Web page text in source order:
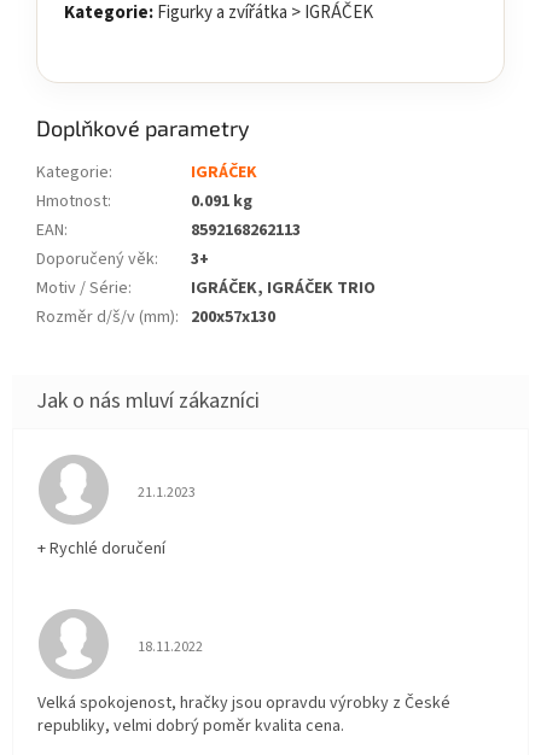
Kategorie:Figurky a zvířátka > IGRÁČEK
Doplňkové parametry
Kategorie:
IGRÁČEK
Hmotnost:
0.091 kg
EAN:
8592168262113
Doporučený věk:
3+
Motiv / Série:
IGRÁČEK, IGRÁČEK TRIO
Rozměr d/š/v (mm): 200x57x130
Hodnocení obchodu je 5 z 5 hvězdiček.
21.1.2023
+ Rychlé doručení
Hodnocení obchodu je 5 z 5 hvězdiček.
18.11.2022
Velká spokojenost, hračky jsou opravdu výrobky z České
republiky, velmi dobrý poměr kvalita cena.